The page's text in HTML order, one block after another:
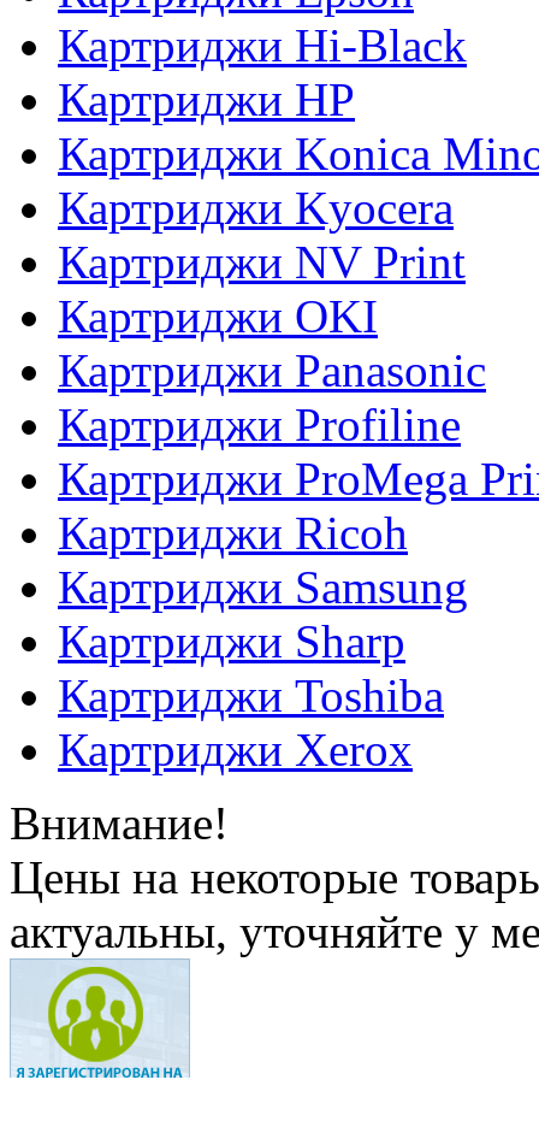
Картриджи Hi-Black
Картриджи HP
Картриджи Konica
Картриджи Kyocera
Картриджи NV Print
Картриджи OKI
Картриджи Panasonic
Картриджи Profiline
Картриджи ProMega
Картриджи Ricoh
Картриджи Samsung
Картриджи Sharp
Картриджи Toshiba
Картриджи Xerox
Внимание!
Цены на некоторые
актуальны, уточняйте у